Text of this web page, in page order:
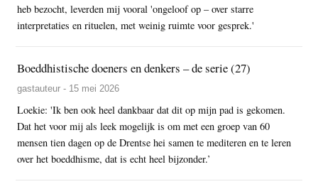
heb bezocht, leverden mij vooral 'ongeloof op – over starre
interpretaties en rituelen, met weinig ruimte voor gesprek.'
Boeddhistische doeners en denkers – de serie (27)
gastauteur - 15 mei 2026
Loekie: 'Ik ben ook heel dankbaar dat dit op mijn pad is gekomen.
Dat het voor mij als leek mogelijk is om met een groep van 60
mensen tien dagen op de Drentse hei samen te mediteren en te leren
over het boeddhisme, dat is echt heel bijzonder.’